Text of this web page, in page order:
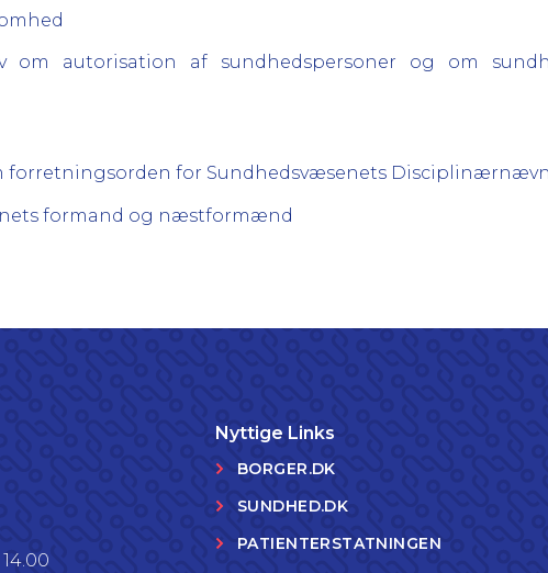
om autorisation af sundhedspersoner og om
forretningsorden for Sundhedsvæsenets
formand og næstformænd
Nyttige Links
BORGER.DK
SUNDHED.DK
PATIENTERSTATNINGEN